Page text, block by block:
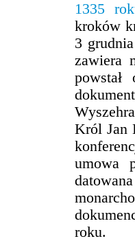
1335
kroków
3
zawiera
Król Jan
umowa
roku.